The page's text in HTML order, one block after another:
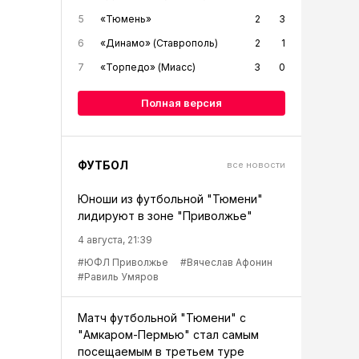
5
«Тюмень» 2
3
6
«Динамо» (Ставрополь) 2
1
7
«Торпедо» (Миасс) 3 0
Полная версия
ФУТБОЛ все новости
Юноши из футбольной "Тюмени"
лидируют в зоне "Приволжье"
4 августа, 21:39
#ЮФЛ Приволжье
#Вячеслав Афонин
#Равиль Умяров
Матч футбольной "Тюмени" с
"Амкаром-Пермью" стал самым
посещаемым в третьем туре